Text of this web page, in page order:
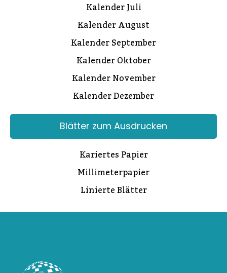
Kalender Juli
Kalender August
Kalender September
Kalender Oktober
Kalender November
Kalender Dezember
Blätter zum Ausdrucken
Kariertes Papier
Millimeterpapier
Linierte Blätter